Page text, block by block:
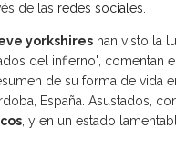
de las redes sociales.
yorkshires han visto la
del infierno", comentan
de su forma de vida
España. Asustados,
, y en un estado